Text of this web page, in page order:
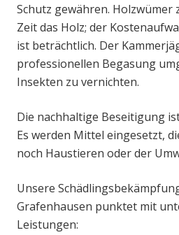
Schutz gewähren. Holzwümer
Zeit das Holz; der
ist beträchtlich. Der
professionellen Begasung
Insekten zu vernichten.
Die nachhaltige Beseitigung
Es werden Mittel eingesetzt,
noch Haustieren oder der
Unsere
Grafenhausen punktet mit
Leistungen: